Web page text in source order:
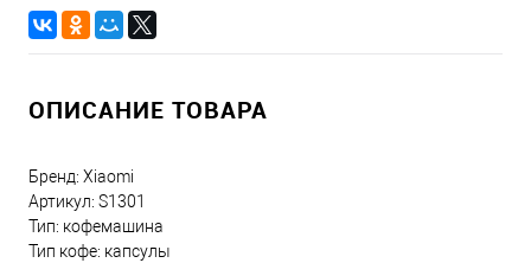
ОПИСАНИЕ ТОВАРА
Бренд: Xiaomi
Артикул: S1301
Тип: кофемашина
Тип кофе: капсулы